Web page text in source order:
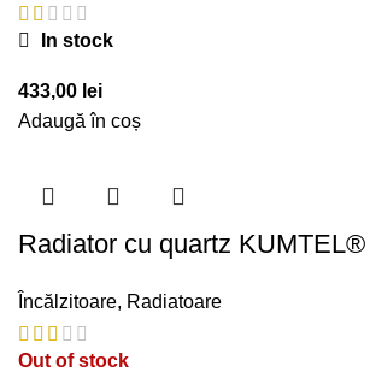
In stock
433,00 lei
Adaugă în coș
Radiator cu quartz
Încălzitoare, Radiatoare
Out of stock